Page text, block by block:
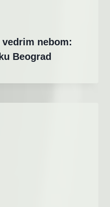
nebom:
Beograd